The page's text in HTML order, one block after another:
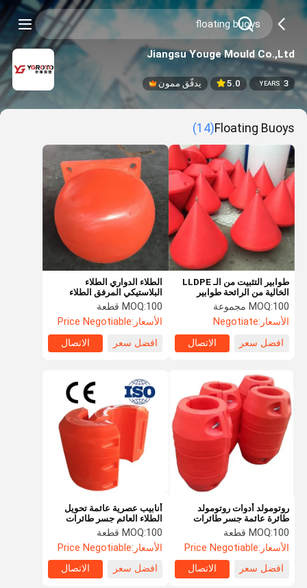
Jiangsu Youge Mould Co.,Ltd
3
YEARS
5.0 يدقّق ممون
Floating Buoys
(14)
الطلاء الدواري الطلاء
البلاستيكي المرفق الطلاء
المحيطي الطلاء العائم الطلاء
الدواري
MOQ:100 قطعة
الأسعار:Price Negotiable
افضل سعر
الاتصال
طوابير التثبيت من الـ LLDPE
الخالية من الرائحة طوابير
العفن العائمة الصديقة للبيئة
MOQ:100 مجموعة
الأسعار:Negotiate
افضل سعر
الاتصال
أنابيب عصرية عائمة تحويل
الطلاء العائم جسر طائرات
الملاحة البحرية المخصصة
MOQ:100 قطعة
الأسعار:Price Negotiable
افضل سعر
الاتصال
روتومولد أدوات روتومولد
طائرة عائمة جسر طائرات
الملاحة البحرية المخصصة
MOQ:100 قطعة
الأسعار:Price Negotiable
افضل سعر
الاتصال